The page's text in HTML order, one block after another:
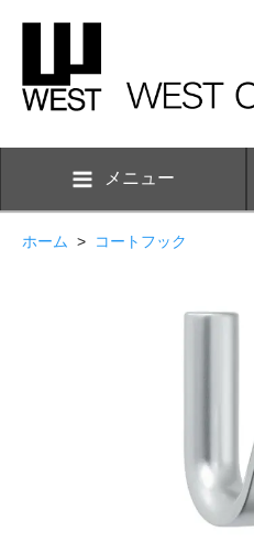
メニュー
ホーム > コートフック